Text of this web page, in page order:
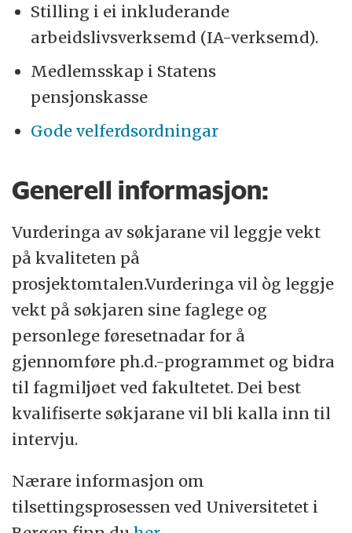
Stilling i ei inkluderande
arbeidslivsverksemd (IA-verksemd).
Medlemsskap i Statens
pensjonskasse
Gode velferdsordningar
Generell informasjon:
Vurderinga av søkjarane vil leggje vekt
på kvaliteten på
prosjektomtalen.Vurderinga vil òg leggje
vekt på søkjaren sine faglege og
personlege føresetnadar for å
gjennomføre ph.d.-programmet og bidra
til fagmiljøet ved fakultetet. Dei best
kvalifiserte søkjarane vil bli kalla inn til
intervju.
Nærare informasjon om
tilsettingsprosessen ved Universitetet i